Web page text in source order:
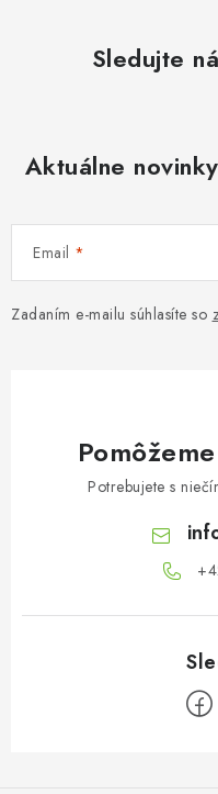
Sledujte
Aktuálne
Email
Zadaním e-mailu súhlasíte so
Potrebujete s